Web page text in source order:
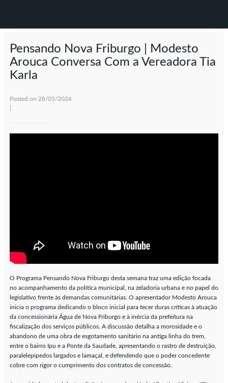
Pensando Nova Friburgo | Modesto
Arouca Conversa Com a Vereadora Tia
Karla
Posted on 28/05/2026
O Programa Pensando Nova Friburgo desta semana traz uma edição focada
no acompanhamento da política municipal, na zeladoria urbana e no papel do
legislativo frente às demandas comunitárias. O apresentador Modesto Arouca
inicia o programa dedicando o bloco inicial para tecer duras críticas à atuação
da concessionária Água de Nova Friburgo e à inércia da prefeitura na
fiscalização dos serviços públicos. A discussão detalha a morosidade e o
abandono de uma obra de esgotamento sanitário na antiga linha do trem,
entre o bairro Ipu e a Ponte da Saudade, apresentando o rastro de destruição,
paralelepípedos largados e lamaçal, e defendendo que o poder concedente
cobre com rigor o cumprimento dos contratos de concessão.